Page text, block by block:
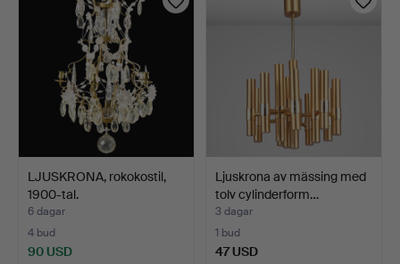
LJUSKRONA, rokokostil,
1900-tal.
6 dagar
4 bud
90 USD
Ljuskrona av mässing med
tolv cylinderform…
3 dagar
1 bud
47 USD